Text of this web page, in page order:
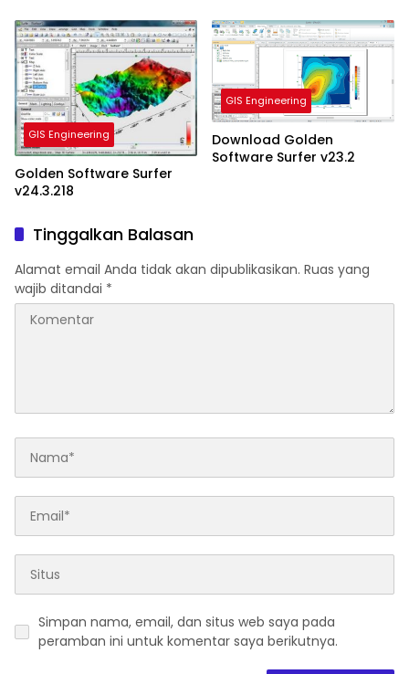
GIS Engineering
Golden Software Surfer
v24.3.218
GIS Engineering
Download Golden
Software Surfer v23.2
Tinggalkan Balasan
Alamat email Anda tidak akan dipublikasikan. Ruas yang
wajib ditandai *
Simpan nama, email, dan situs web saya pada
peramban ini untuk komentar saya berikutnya.